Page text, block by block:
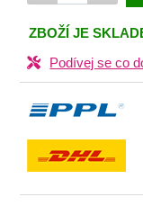
ZBOŽÍ JE
Podívej se co